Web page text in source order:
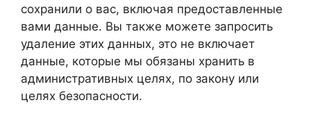
сохранили о вас, включая предоставленные
вами данные. Вы также можете запросить
удаление этих данных, это не включает
данные, которые мы обязаны хранить в
административных целях, по закону или
целях безопасности.